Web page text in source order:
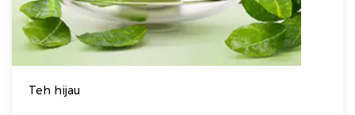
Teh hijau